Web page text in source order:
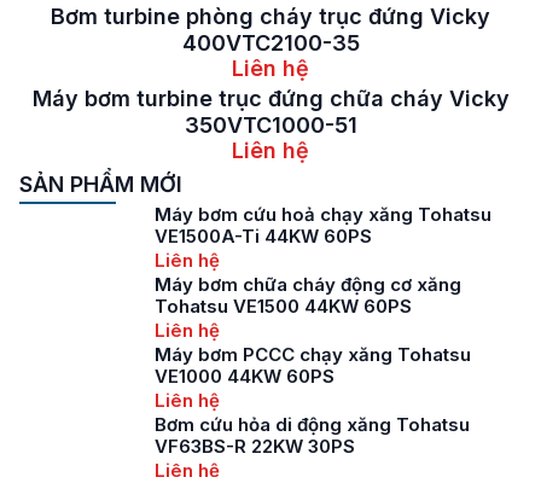
Bơm turbine phòng cháy trục đứng Vicky
400VTC2100-35
Liên hệ
Máy bơm turbine trục đứng chữa cháy Vicky
350VTC1000-51
Liên hệ
SẢN PHẨM MỚI
Máy bơm cứu hoả chạy xăng Tohatsu
VE1500A-Ti 44KW 60PS
Liên hệ
Máy bơm chữa cháy động cơ xăng
Tohatsu VE1500 44KW 60PS
Liên hệ
Máy bơm PCCC chạy xăng Tohatsu
VE1000 44KW 60PS
Liên hệ
Bơm cứu hỏa di động xăng Tohatsu
VF63BS-R 22KW 30PS
Liên hệ